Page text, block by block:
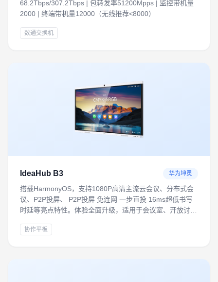
68.2Tbps/307.2Tbps | 包转发率51200Mpps | 监控带机量
2000 | 终端带机量12000（无线推荐<8000）
数通交换机
IdeaHub B3 华为坤灵
搭载HarmonyOS，支持1080P高清主流云会议、分布式会
议、P2P投屏、 P2P投屏 免连网 一步直投 16ms超低书写
时延等亮点特性。体验全面升级，适用于会议室、开放讨论
协作平板